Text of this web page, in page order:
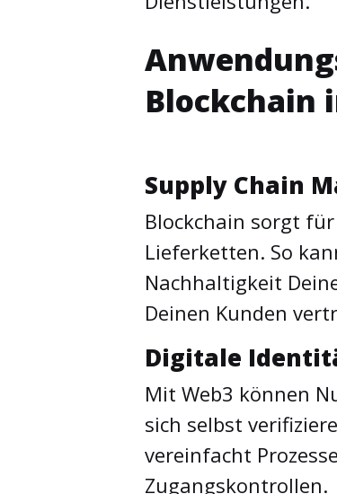
Blockchain
Supply Chain
Blockchain sorgt
Lieferketten. So
Nachhaltigkeit
Deinen Kunden
Digitale
Mit Web3 können
sich selbst
vereinfacht
Zugangskontrollen.